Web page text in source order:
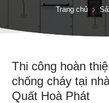
Trang chủ
Thi công hoàn
chống cháy tại
Quất Hoà Phát